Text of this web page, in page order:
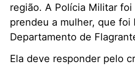
região. A Polícia Militar foi
prendeu a mulher, que foi
Departamento de
Ela deve responder pelo